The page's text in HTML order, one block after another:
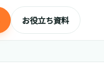
お役立ち資料